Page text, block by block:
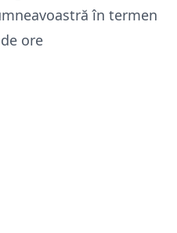
în termen
ore